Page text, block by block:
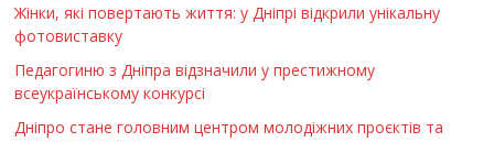
Жінки, які повертають життя: у Дніпрі відкрили унікальну
фотовиставку
Педагогиню з Дніпра відзначили у престижному
всеукраїнському конкурсі
Дніпро стане головним центром молодіжних проєктів та